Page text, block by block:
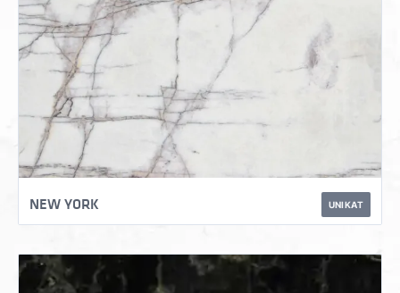
NEW YORK UNIKAT